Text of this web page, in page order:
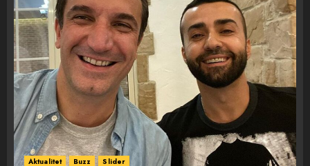
Aktualitet Buzz Slider